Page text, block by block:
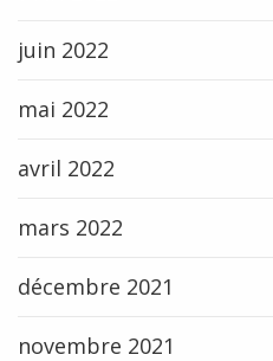
juin 2022
mai 2022
avril 2022
mars 2022
décembre 2021
novembre 2021